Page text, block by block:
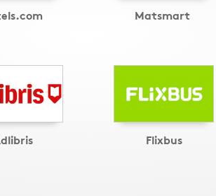
Matsmart
Flixbus